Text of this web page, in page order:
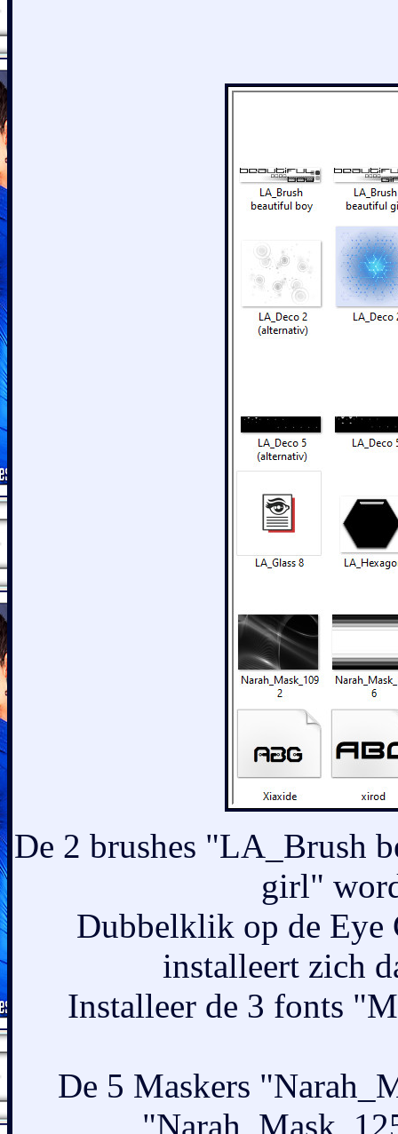
De 2 brushes "LA_Brush
girl"
Dubbelklik op de Eye
installeert zich
Installeer de 3 fonts
De 5 Maskers